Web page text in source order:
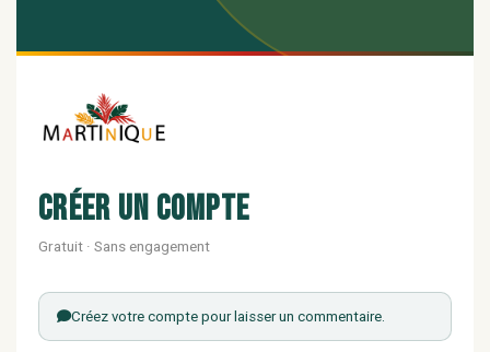
Créer un compte
Gratuit · Sans engagement
Créez votre compte pour laisser un commentaire.